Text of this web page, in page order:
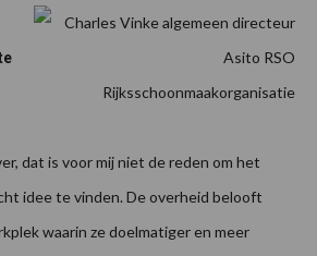
dat is voor mij niet de reden om het
idee te vinden. De overheid belooft
waarin ze doelmatiger en meer